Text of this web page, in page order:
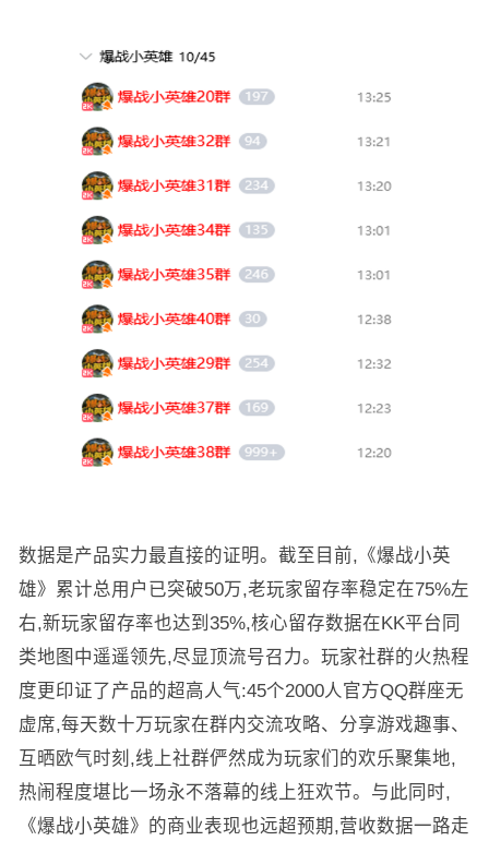
数据是产品实力最直接的证明。截至目前,《爆战小英
雄》累计总用户已突破50万,老玩家留存率稳定在75%左
右,新玩家留存率也达到35%,核心留存数据在KK平台同
类地图中遥遥领先,尽显顶流号召力。玩家社群的火热程
度更印证了产品的超高人气:45个2000人官方QQ群座无
虚席,每天数十万玩家在群内交流攻略、分享游戏趣事、
互晒欧气时刻,线上社群俨然成为玩家们的欢乐聚集地,
热闹程度堪比一场永不落幕的线上狂欢节。与此同时,
《爆战小英雄》的商业表现也远超预期,营收数据一路走